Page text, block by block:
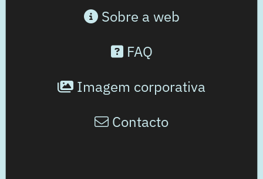
Sobre a web
FAQ
Imagem corporativa
Contacto